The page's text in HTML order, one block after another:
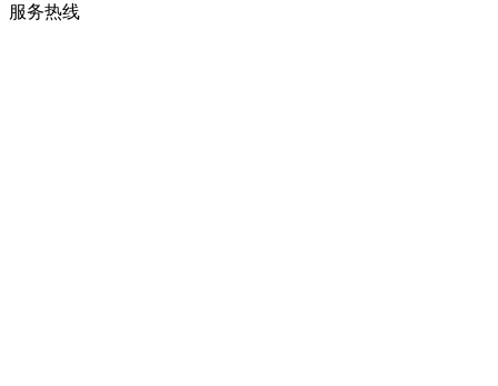
服务热线